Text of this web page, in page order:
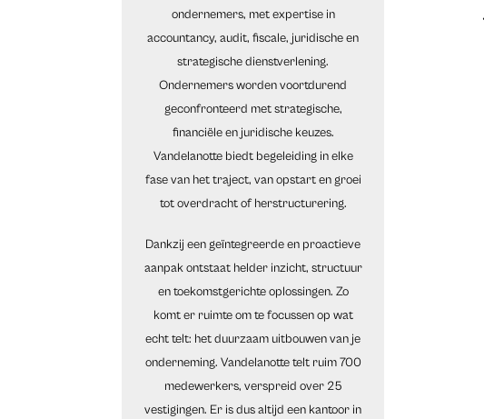
ondernemers, met expertise in
accountancy, audit, fiscale, juridische en
strategische dienstverlening.
Ondernemers worden voortdurend
geconfronteerd met strategische,
financiële en juridische keuzes.
Vandelanotte biedt begeleiding in elke
fase van het traject, van opstart en groei
tot overdracht of herstructurering.
Dankzij een geïntegreerde en proactieve
aanpak ontstaat helder inzicht, structuur
en toekomstgerichte oplossingen. Zo
komt er ruimte om te focussen op wat
echt telt: het duurzaam uitbouwen van je
onderneming. Vandelanotte telt ruim 700
medewerkers, verspreid over 25
vestigingen. Er is dus altijd een kantoor in